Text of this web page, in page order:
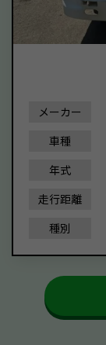
メーカー
車種
年式
走行距離
種別